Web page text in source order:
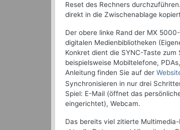
Reset des Rechners
direkt in die Zwischenablage
Der obere linke Rand der MX
digitalen Medienbibliotheken
Konkret dient die SYNC-Taste
beispielsweise Mobiltelefone,
Anleitung finden Sie auf der
Synchronisieren in nur drei
Spiel: E-Mail (öffnet das
eingerichtet), Webcam.
Das bereits viel zitierte